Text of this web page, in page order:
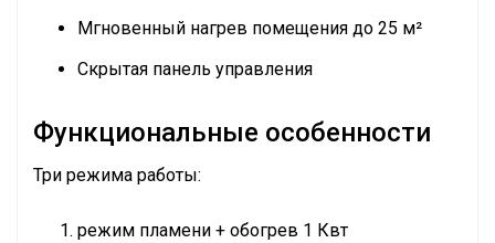
Мгновенный нагрев помещения до 25 м²
Скрытая панель управления
Функциональные особенности
Три режима работы:
режим пламени + обогрев 1 Квт